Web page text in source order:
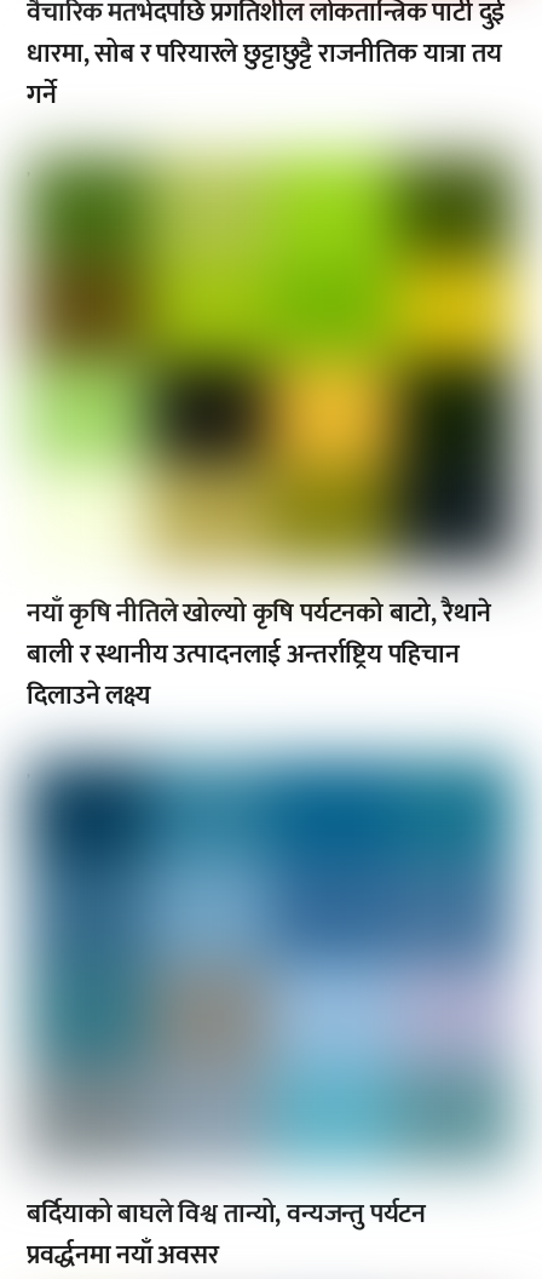
वैचारिक मतभेदपछि प्रगतिशील लोकतान्त्रिक पार्टी दुई
धारमा, सोब र परियारले छुट्टाछुट्टै राजनीतिक यात्रा तय
गर्ने
,
नयाँ कृषि नीतिले खोल्यो कृषि पर्यटनको बाटो, रैथाने
बाली र स्थानीय उत्पादनलाई अन्तर्राष्ट्रिय पहिचान
दिलाउने लक्ष्य
,
बर्दियाको बाघले विश्व तान्यो, वन्यजन्तु पर्यटन
प्रवर्द्धनमा नयाँ अवसर